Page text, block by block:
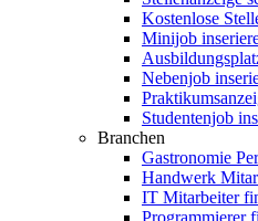
Kostenlose
Minijob
Nebenjob
Studentenjob
Branchen
Gastronomie
Handwerk
IT Mitarbeiter
Programmierer